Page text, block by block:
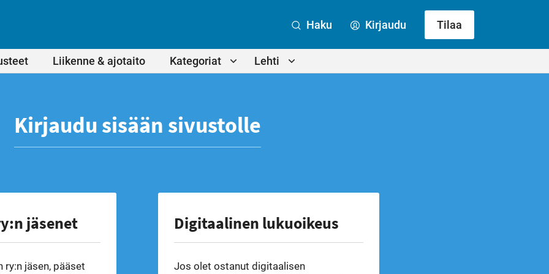
Liikenne & ajotaito Kategoriat Lehti
Haku Kirjaudu Tilaa
Kirjaudu sisään sivustolle
jäsenet
ry:n jäsen, pääset
Digitaalinen lukuoikeus
Jos olet ostanut digitaalisen